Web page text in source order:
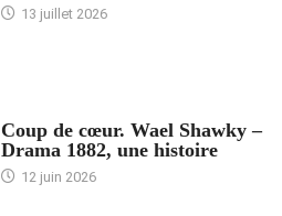
13 juillet 2026
Coup de cœur. Wael Shawky –
Drama 1882, une histoire
12 juin 2026